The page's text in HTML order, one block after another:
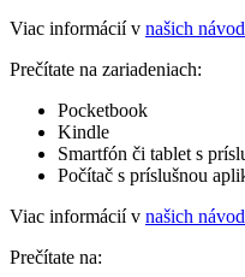
Viac informácií v našich
Prečítate na zariadeniach:
Pocketbook
Kindle
Smartfón či tablet s
Počítač s príslušnou
Viac informácií v našich
Prečítate na: